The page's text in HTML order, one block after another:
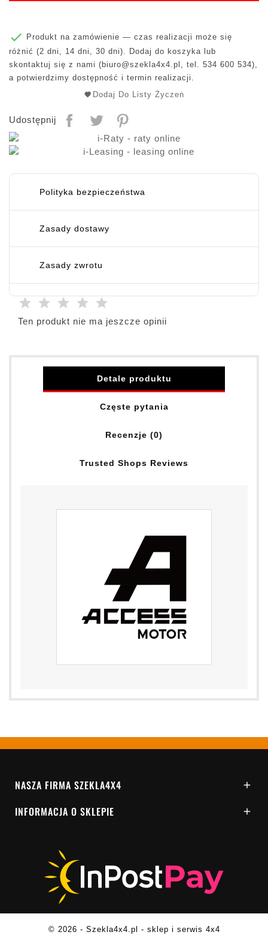

Produkt na zamówienie — czas realizacji może się
różnić (2 dni, 14 dni, 30 dni). Dodaj do koszyka lub
skontaktuj się z nami ( biuro@szekla4x4.pl , tel. 534 600 534),
a potwierdzimy dostępność i termin realizacji.
Dodaj Do Listy Życzeń
Udostępnij
Polityka bezpieczeństwa
Zasady dostawy
Zasady zwrotu
Ten produkt nie ma jeszcze opinii
Detale produktu
Częste pytania
Recenzje (0)
Trusted Shops Reviews
NASZA FIRMA SZEKLA4X4 
INFORMACJA O SKLEPIE 
© 2026 - Szekla4x4.pl - sklep i serwis 4x4